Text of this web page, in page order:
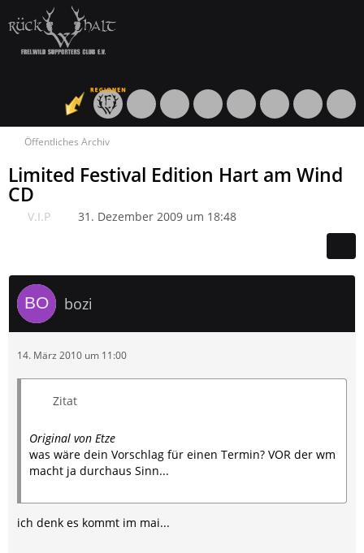
Öffentliches Archiv
Limited Festival Edition Hart am Wind
CD
V.I.P 31. Dezember 2009 um 18:48
bozi
14. März 2010 um 11:00
Zitat
Original von Etze
was wäre dein Vorschlag für einen Termin? VOR der wm
macht ja durchaus Sinn...
ich denk es kommt im mai...